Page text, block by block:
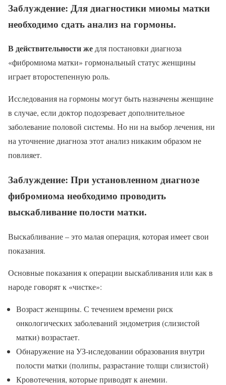
Заблуждение: Для диагностики миомы матки
необходимо сдать анализ на гормоны.
В действительности жедля постановки диагноза
«фибромиома матки» гормональный статус женщины
играет второстепенную роль.
Исследования на гормоны могут быть назначены женщине
в случае, если доктор подозревает дополнительное
заболевание половой системы. Но ни на выбор лечения, ни
на уточнение диагноза этот анализ никаким образом не
повлияет.
Заблуждение: При установленном диагнозе
фибромиома необходимо проводить
выскабливание полости матки.
Выскабливание – это малая операция, которая имеет свои
показания.
Основные показания к операции выскабливания или как в
народе говорят к «чистке»:
Возраст женщины. С течением времени риск
онкологических заболеваний эндометрия (слизистой
матки) возрастает.
Обнаружение на УЗ-иследовании образования внутри
полости матки (полипы, разрастание толщи слизистой)
Кровотечения, которые приводят к анемии.